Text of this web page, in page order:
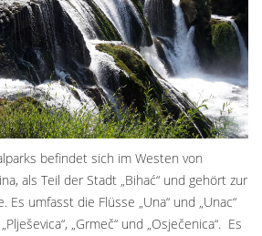
befindet sich im Westen von
als Teil der Stadt „Bihać“ und gehört zur
Es umfasst die Flüsse „Una“ und „Unac“
„Grmeč“ und „Osječenica“. Es